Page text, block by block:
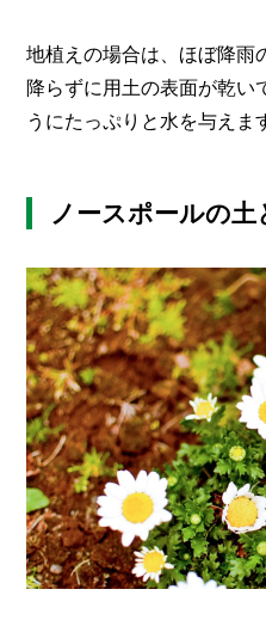
地植えの場合は、ほぼ降雨
降らずに用土の表面が乾い
うにたっぷりと水を与えま
ノースポールの土